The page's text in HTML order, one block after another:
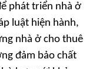
phát triển nhà ở
luật hiện hành,
nhà ở cho thuê
đảm bảo chất